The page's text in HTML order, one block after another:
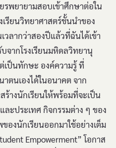
พยายามสอบเข้าศึกษาต่อใน
รียนวิทยาศาสตร์ชั้นนำของ
วลากว่าสองปีแล้วที่ฉันได้เข้า
จากโรงเรียนมหิดลวิทยานุ
เป็นทักษะ องค์ความรู้ ที่
ตนเองได้ในอนาคต จาก
ร้างนักเรียนให้พร้อมที่จะเป็น
ะประเทศ กิจกรรมต่าง ๆ ของ
องนักเรียนออกมาใช้อย่างเต็ม
Empowerment” โอกาส